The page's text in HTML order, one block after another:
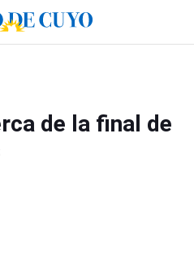
de la final de